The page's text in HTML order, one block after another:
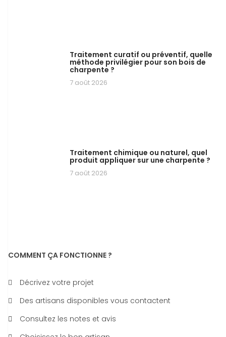
Traitement curatif ou préventif, quelle
méthode privilégier pour son bois de
charpente ?
7 août 2026
Traitement chimique ou naturel, quel
produit appliquer sur une charpente ?
7 août 2026
COMMENT ÇA FONCTIONNE ?
Décrivez votre projet
Des artisans disponibles vous contactent
Consultez les notes et avis